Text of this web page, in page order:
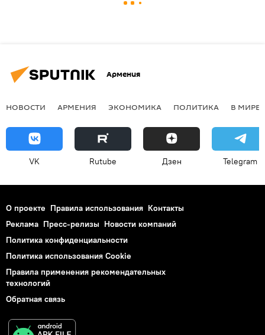
Армения
НОВОСТИ АРМЕНИЯ ЭКОНОМИКА ПОЛИТИКА В МИРЕ
VK Rutube Дзен Telegram
О проекте Правила использования Контакты
Реклама Пресс-релизы Новости компаний
Политика конфиденциальности
Политика использования Cookie
Правила применения рекомендательных
технологий
Обратная связь